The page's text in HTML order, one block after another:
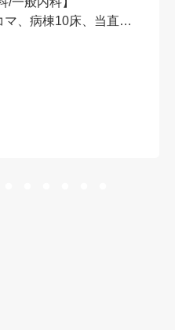
マ、病棟10床、当直無
有